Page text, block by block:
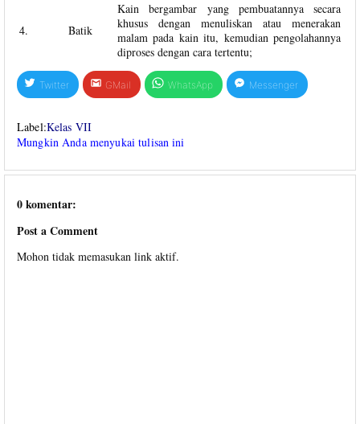
4. Batik
Kain bergambar yang pembuatannya secara
khusus dengan menuliskan atau menerakan
malam pada kain itu, kemudian pengolahannya
diproses dengan cara tertentu;
Twitter GMail WhatsApp Messenger
Label:Kelas VII
Mungkin Anda menyukai tulisan ini
0 komentar:
Post a Comment
Mohon tidak memasukan link aktif.